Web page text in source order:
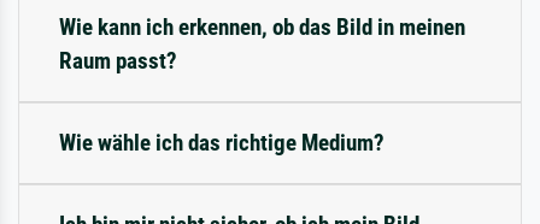
Wie kann ich erkennen, ob das Bild in meinen
Raum passt?
Wie wähle ich das richtige Medium?